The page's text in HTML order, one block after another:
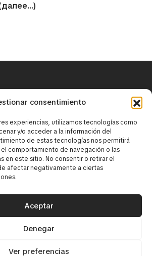
consentimiento
experiencias, utilizamos tecnologías como
y/o acceder a la información del
de estas tecnologías nos permitirá
comportamiento de navegación o las
en este sitio. No consentir o retirar el
afectar negativamente a ciertas
Aceptar
Denegar
Ver preferencias
+34 671 25 18 43
конфиденциальности